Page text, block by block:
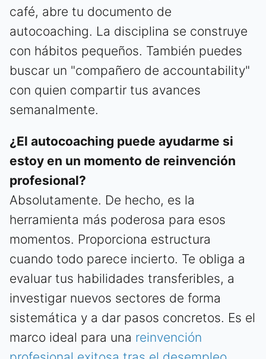
café, abre tu documento de
autocoaching. La disciplina se construye
con hábitos pequeños. También puedes
buscar un "compañero de accountability"
con quien compartir tus avances
semanalmente.
¿El autocoaching puede ayudarme si
estoy en un momento de reinvención
profesional?
Absolutamente. De hecho, es la
herramienta más poderosa para esos
momentos. Proporciona estructura
cuando todo parece incierto. Te obliga a
evaluar tus habilidades transferibles, a
investigar nuevos sectores de forma
sistemática y a dar pasos concretos. Es el
marco ideal para una reinvención